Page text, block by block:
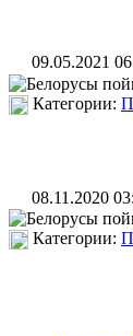
09.05.2021
Категории:
08.11.2020
Категории: